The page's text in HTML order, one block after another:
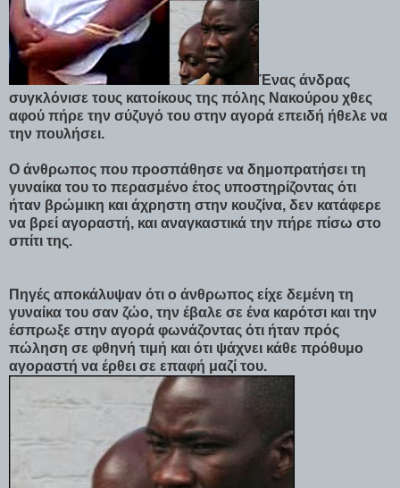
Ένας άνδρας
συγκλόνισε τους κατοίκους της πόλης Νακούρου χθες
αφού πήρε την σύζυγό του στην αγορά επειδή ήθελε να
την πουλήσει.
Ο άνθρωπος που προσπάθησε να δημοπρατήσει τη
γυναίκα του το περασμένο έτος υποστηρίζοντας ότι
ήταν βρώμικη και άχρηστη στην κουζίνα, δεν κατάφερε
να βρεί αγοραστή, και αναγκαστικά την πήρε πίσω στο
σπίτι της.
Πηγές αποκάλυψαν ότι ο άνθρωπος είχε δεμένη τη
γυναίκα του σαν ζώο, την έβαλε σε ένα καρότσι και την
έσπρωξε στην αγορά φωνάζοντας ότι ήταν πρός
πώληση σε φθηνή τιμή και ότι ψάχνει κάθε πρόθυμο
αγοραστή να έρθει σε επαφή μαζί του.